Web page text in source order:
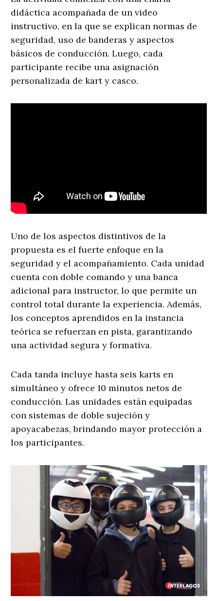
didáctica acompañada de un video
instructivo, en la que se explican normas de
seguridad, uso de banderas y aspectos
básicos de conducción. Luego, cada
participante recibe una asignación
personalizada de kart y casco.
Uno de los aspectos distintivos de la
propuesta es el fuerte enfoque en la
seguridad y el acompañamiento. Cada unidad
cuenta con doble comando y una banca
adicional para instructor, lo que permite un
control total durante la experiencia. Además,
los conceptos aprendidos en la instancia
teórica se refuerzan en pista, garantizando
una actividad segura y formativa.
Cada tanda incluye hasta seis karts en
simultáneo y ofrece 10 minutos netos de
conducción. Las unidades están equipadas
con sistemas de doble sujeción y
apoyacabezas, brindando mayor protección a
los participantes.